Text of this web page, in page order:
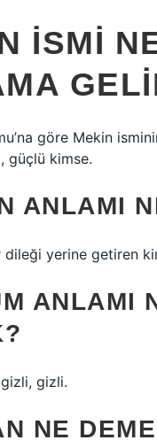
ISMI
göre Mekin
güçlü kimse.
ANLAMI
dileği yerine getiren
ANLAMI
gizli.
NE